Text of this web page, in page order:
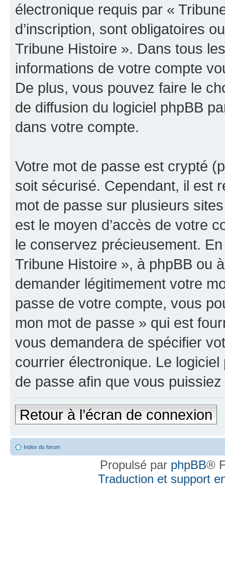
électronique requis par «
d’inscription, sont obligatoires
Tribune Histoire ». Dans tous
informations de votre compte
De plus, vous pouvez faire le
de diffusion du logiciel phpBB
dans votre compte.
Votre mot de passe est crypté
soit sécurisé. Cependant, il est
mot de passe sur plusieurs
est le moyen d’accès de votre
le conservez précieusement.
Tribune Histoire », à phpBB ou
demander légitimement votre
passe de votre compte, vous
mon mot de passe » qui est
vous demandera de spécifier
courrier électronique. Le
de passe afin que vous
Retour à l’écran de connexion
Index du forum
Propulsé par phpBB®
Traduction et support